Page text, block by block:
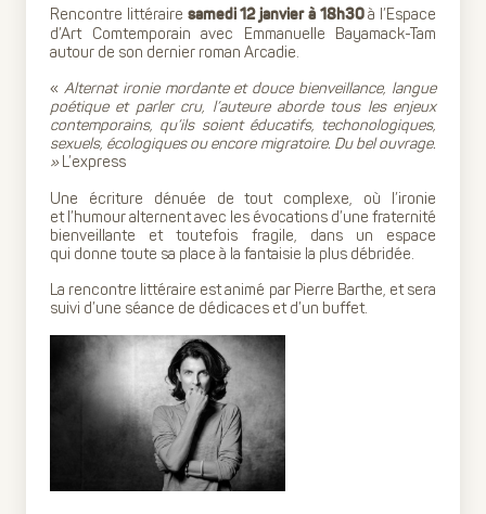
Rencontre littéraire samedi 12 janvier à 18h30à l’Espace
d’Art Comtemporain avec Emmanuelle Bayamack-Tam
autour de son dernier roman Arcadie.
« Alternat ironie mordante et douce bienveillance, langue
poétique et parler cru, l’auteure aborde tous les enjeux
contemporains, qu’ils soient éducatifs, techonologiques,
sexuels, écologiques ou encore migratoire. Du bel ouvrage.
» L’express
Une écriture dénuée de tout complexe, où l’ironie
et l’humour alternent avec les évocations d’une fraternité
bienveillante et toutefois fragile, dans un espace
qui donne toute sa place à la fantaisie la plus débridée.
La rencontre littéraire est animé par Pierre Barthe, et sera
suivi d’une séance de dédicaces et d’un buffet.